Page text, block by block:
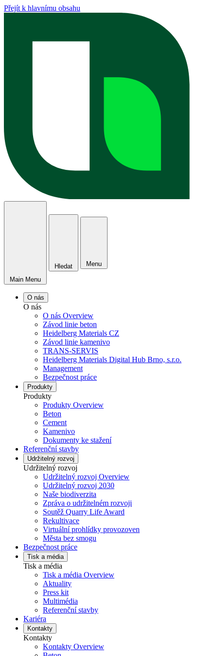
Přejít k hlavnímu obsahu
Main Menu
Hledat Menu
O nás
O nás
O nás Overview
Závod linie beton
Heidelberg Materials CZ
Závod linie kamenivo
TRANS-SERVIS
Heidelberg Materials Digital Hub Brno, s.r.o.
Management
Bezpečnost práce
Produkty
Produkty
Produkty Overview
Beton
Cement
Kamenivo
Dokumenty ke stažení
Referenční stavby
Udržitelný rozvoj
Udržitelný rozvoj
Udržitelný rozvoj Overview
Udržitelný rozvoj 2030
Naše biodiverzita
Zpráva o udržitelném rozvoji
Soutěž Quarry Life Award
Rekultivace
Virtuální prohlídky provozoven
Města bez smogu
Bezpečnost práce
Tisk a média
Tisk a média
Tisk a média Overview
Aktuality
Press kit
Multimédia
Referenční stavby
Kariéra
Kontakty
Kontakty
Kontakty Overview